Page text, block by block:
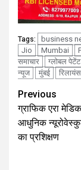
Tags: business
Jio
Mumbai
समाचार
ग्लोबल
न्यूज
मुंबई
Previous
ग्राफिक एरा
आधुनिक
का प्रशिक्षण